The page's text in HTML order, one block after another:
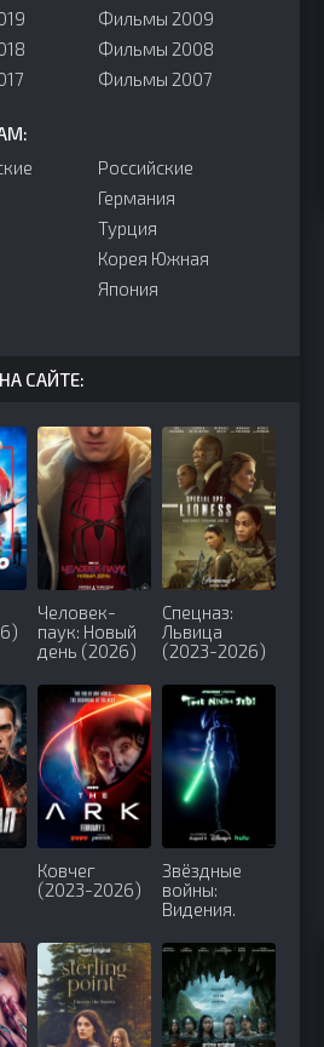
Фильмы 2009
Фильмы 2008
Фильмы 2007
Российские
Германия
Турция
Корея Южная
Япония
САЙТЕ:
Человек-
паук: Новый
день (2026)
Спецназ:
Львица
(2023-2026)
Ковчег
(2023-2026)
Звёздные
войны:
Видения.
джедай
(2026)